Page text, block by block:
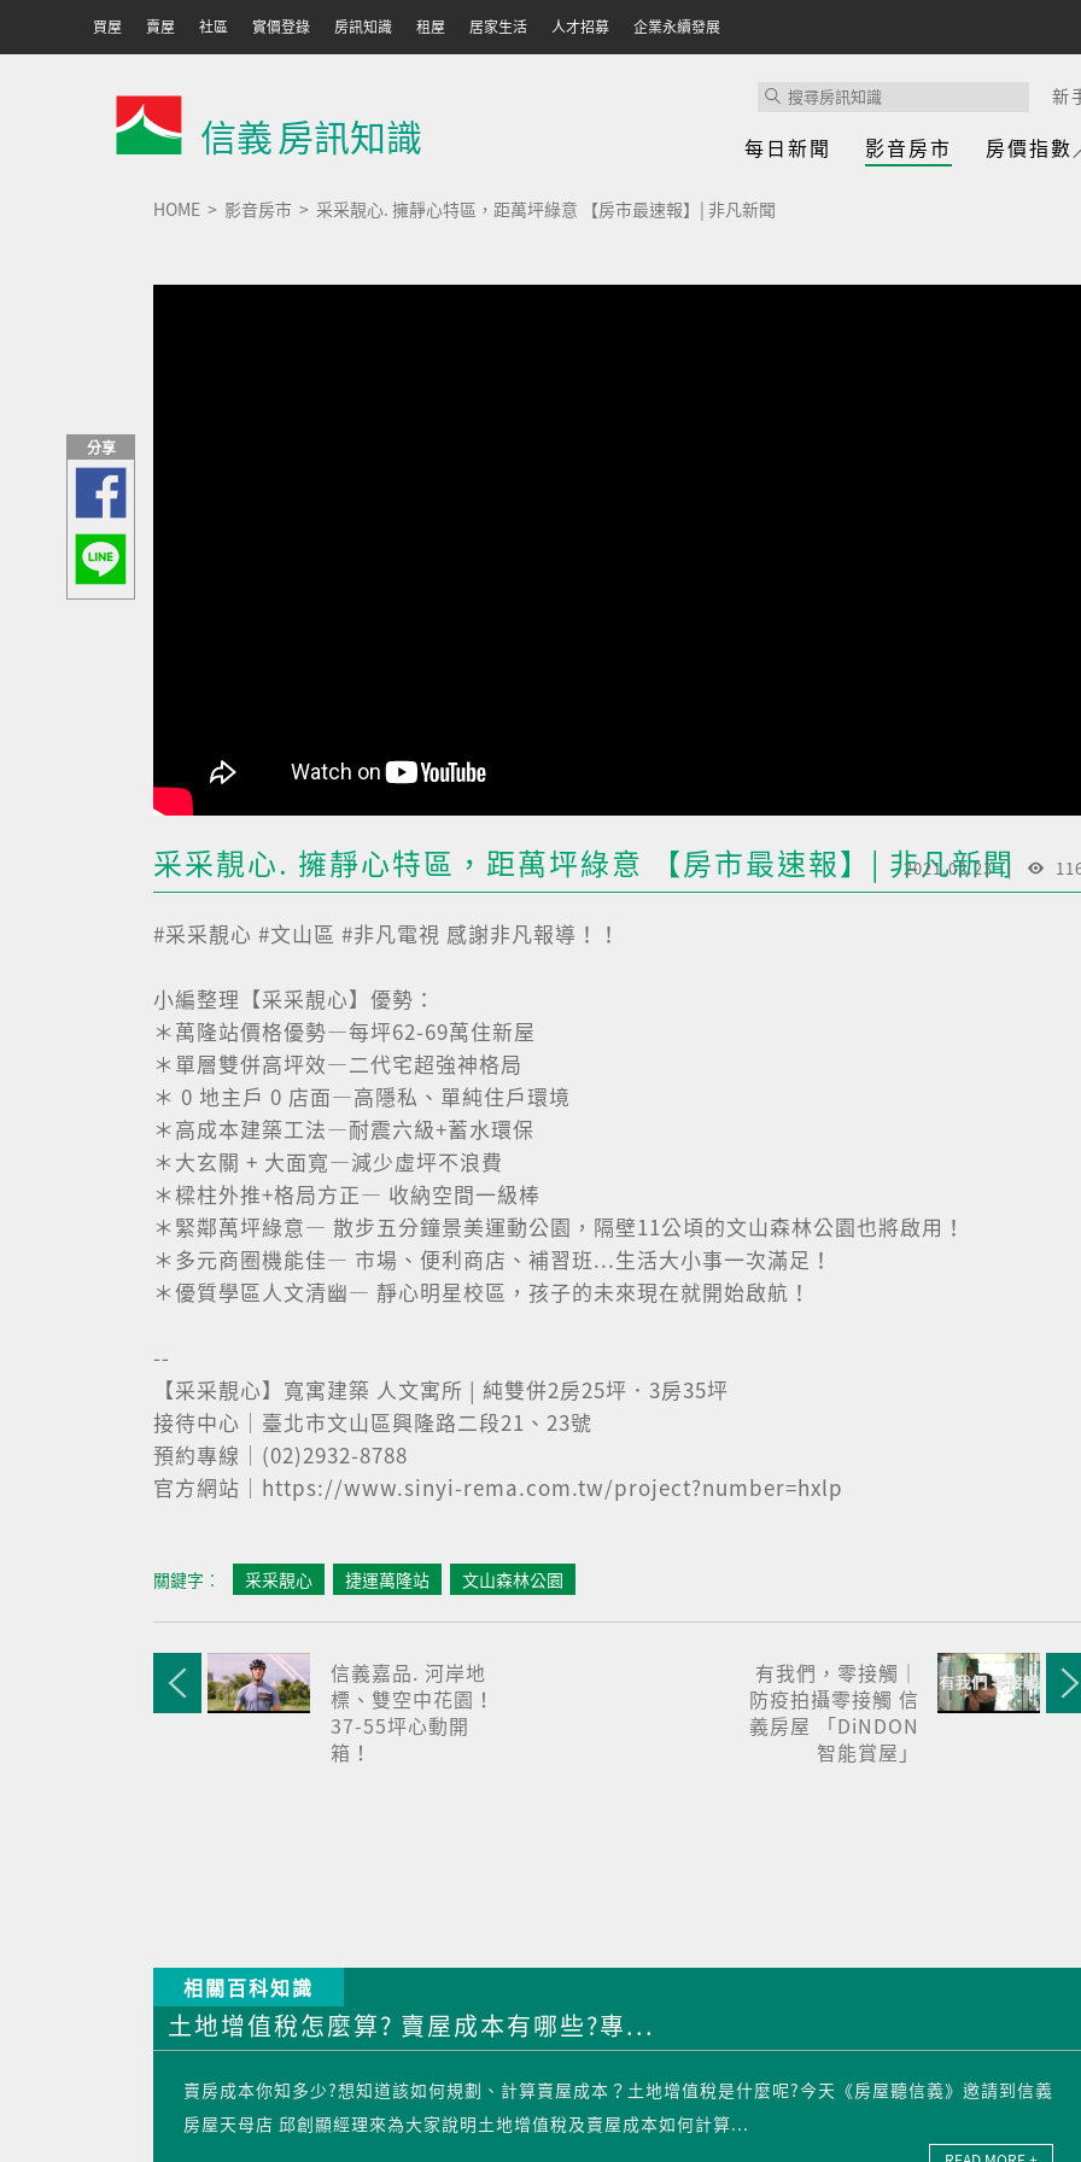
買屋 賣屋 社區 實價登錄 房訊知識 租屋 居家生活 人才招募 企業永續發展
信義房訊知識
新
每日新聞 影音房市 房價指數
HOME 影音房市 采采靚心. 擁靜心特區，距萬坪綠意 【房市最速報】| 非凡新聞
分享
采采靚心. 擁靜心特區，距萬坪綠意 【房市最速報】| 非凡新聞
2021.02.23
#采采靚心​ #文山區​ #非凡電視​ 感謝非凡報導！！
小編整理【采采靚心】優勢：
＊萬隆站價格優勢—每坪62-69萬住新屋
＊單層雙併高坪效—二代宅超強神格局
＊ 0 地主戶 0 店面—高隱私、單純住戶環境
＊高成本建築工法—耐震六級+蓄水環保
＊大玄關 + 大面寬—減少虛坪不浪費
＊樑柱外推+格局方正— 收納空間一級棒
＊緊鄰萬坪綠意— 散步五分鐘景美運動公園，隔壁11公頃的文山森林公園也將啟用！
＊多元商圈機能佳— 市場、便利商店、補習班...生活大小事一次滿足！
＊優質學區人文清幽— 靜心明星校區，孩子的未來現在就開始啟航！
--
【采采靚心】寬寓建築 人文寓所 | 純雙併2房25坪．3房35坪
接待中心｜臺北市文山區興隆路二段21、23號
預約專線｜(02)2932-8788
官方網站｜https://www.sinyi-rema.com.tw/project?number=hxlp
關鍵字︰ 采采靚心 捷運萬隆站 文山森林公園
信義嘉品. 河岸地
標、雙空中花園！
37-55坪心動開
箱！
有我們，零接觸｜
防疫拍攝零接觸 信
義房屋 「DiNDON
智能賞屋」
相關百科知識
土地增值稅怎麼算? 賣屋成本有哪些?專...
賣房成本你知多少?想知道該如何規劃、計算賣屋成本？土地增值稅是什麼呢?今天《房屋聽信義》邀請到信義
房屋天母店 邱創顯經理來為大家說明土地增值稅及賣屋成本如何計算...